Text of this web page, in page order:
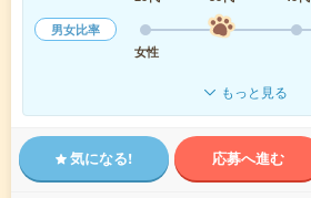
男女比率
女性
もっと見る
気になる! 応募へ進む